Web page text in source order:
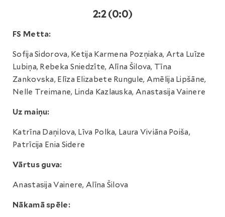
2:2 (0:0)
FS Metta:
Sofija Sidorova, Ketija Karmena Pozņiaka, Arta Luīze
Lubiņa, Rebeka Sniedzīte, Alīna Šilova, Tīna
Zankovska, Elīza Elizabete Rungule, Amēlija Lipšāne,
Nelle Treimane, Linda Kazlauska, Anastasija Vainere
Uz maiņu:
Katrīna Daņilova, Līva Polka, Laura Viviāna Poiša,
Patrīcija Enia Sidere
Vārtus guva:
Anastasija Vainere, Alīna Šilova
Nākamā spēle: